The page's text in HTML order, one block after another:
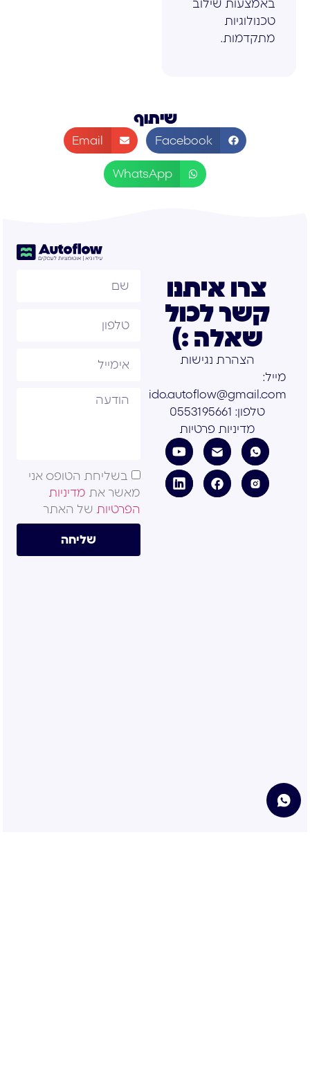
באמצעות שילוב
טכנולוגיות
מתקדמות.
שיתוף
Facebook
Email
WhatsApp
צרו איתנו
קשר לכול
שאלה :)
הצהרת נגישות
מייל:
ido.autoflow@gmail.com
טלפון: 0553195661
מדיניות פרטיות
בשליחת הטופס אני
מאשר את מדיניות
הפרטיות של האתר
שליחה